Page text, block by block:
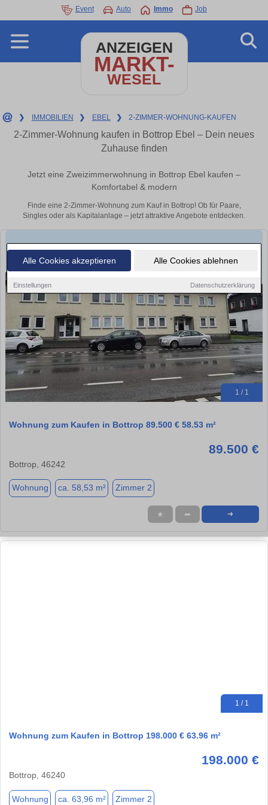
Alle Cookies akzeptieren Alle Cookies ablehnen
Einstellungen Datenschutzerklärung
Event Auto Immo Job
ANZEIGEN
MARKT-
WESEL
❯ IMMOBILIEN ❯ EBEL ❯ 2-ZIMMER-WOHNUNG-KAUFEN
2-Zimmer-Wohnung kaufen in Bottrop Ebel – Dein neues
Zuhause finden
Jetzt eine Zweizimmerwohnung in Bottrop Ebel kaufen –
Komfortabel & modern
Finde eine 2-Zimmer-Wohnung zum Kauf in Bottrop! Ob für Paare,
Singles oder als Kapitalanlage – jetzt attraktive Angebote entdecken.
1 / 1
Wohnung zum Kaufen in Bottrop 89.500 € 58.53 m²
89.500 €
Bottrop, 46242
Wohnung ca. 58,53 m² Zimmer 2
★ ➦ ➜
1 / 1
Wohnung zum Kaufen in Bottrop 198.000 € 63.96 m²
198.000 €
Bottrop, 46240
Wohnung ca. 63,96 m² Zimmer 2